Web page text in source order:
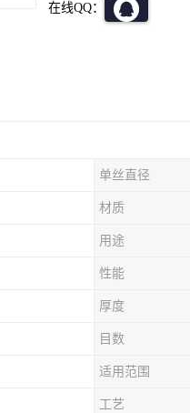
在线QQ：
单丝直径
材质
用途
性能
厚度
目数
适用范围
工艺